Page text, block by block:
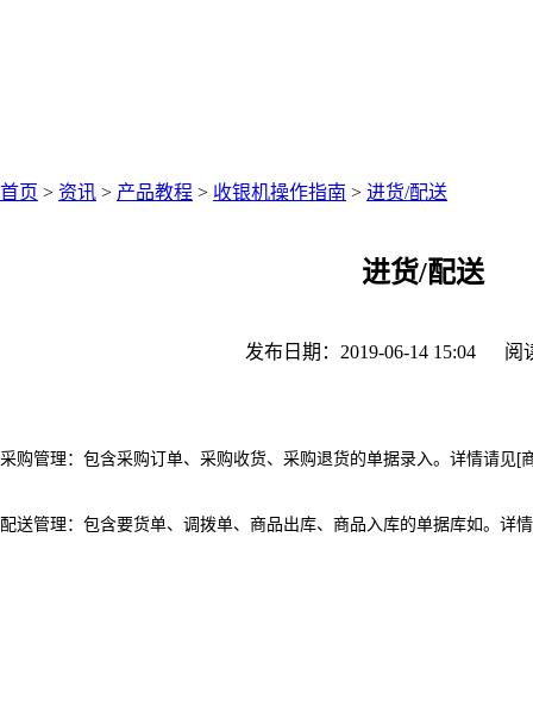
首页 > 资讯 > 产品教程 > 收银机操作指南 > 进货/配送
进货/配送
发布日期：2019-06-14 15:04 阅
采购管理：包含采购订单、采购收货、采购退货的单据录入。详情请见[
配送管理：包含要货单、调拨单、商品出库、商品入库的单据库如。详